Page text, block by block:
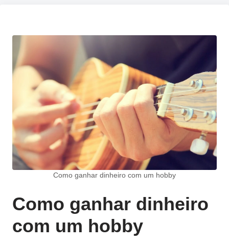
Como ganhar dinheiro com um hobby
Como ganhar dinheiro
com um hobby